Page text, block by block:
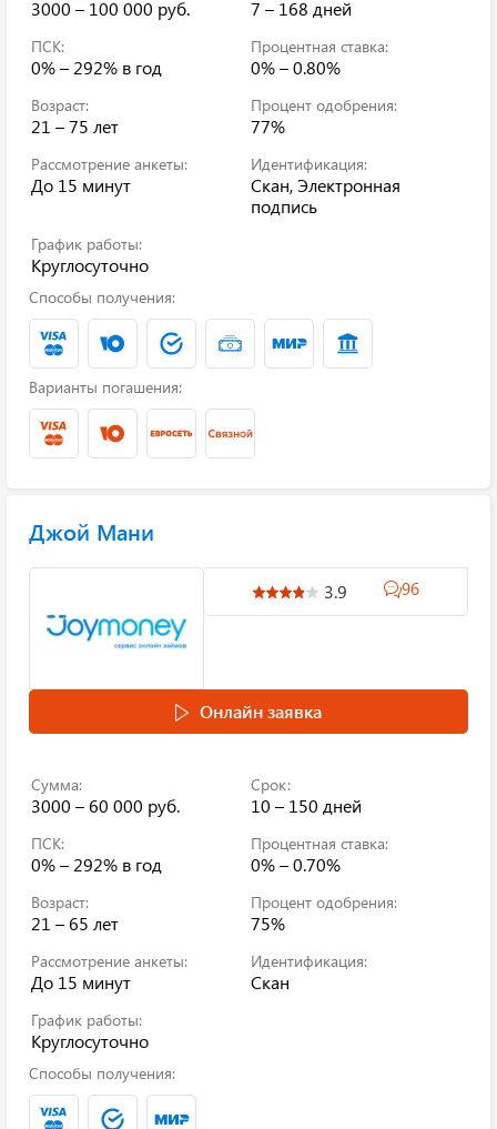
3000 – 100 000 руб. 7 – 168 дней
ПСК:
0% – 292% в год
Процентная ставка:
0% – 0.80%
Возраст:
21 – 75 лет
Процент одобрения:
77%
Рассмотрение анкеты:
До 15 минут
Идентификация:
Скан, Электронная
подпись
График работы:
Круглосуточно
Способы получения:
Варианты погашения:
Джой Мани
3.9 96
Онлайн заявка
Сумма:
3000 – 60 000 руб.
Срок:
10 – 150 дней
ПСК:
0% – 292% в год
Процентная ставка:
0% – 0.70%
Возраст:
21 – 65 лет
Процент одобрения:
75%
Рассмотрение анкеты:
До 15 минут
Идентификация:
Скан
График работы:
Круглосуточно
Способы получения: